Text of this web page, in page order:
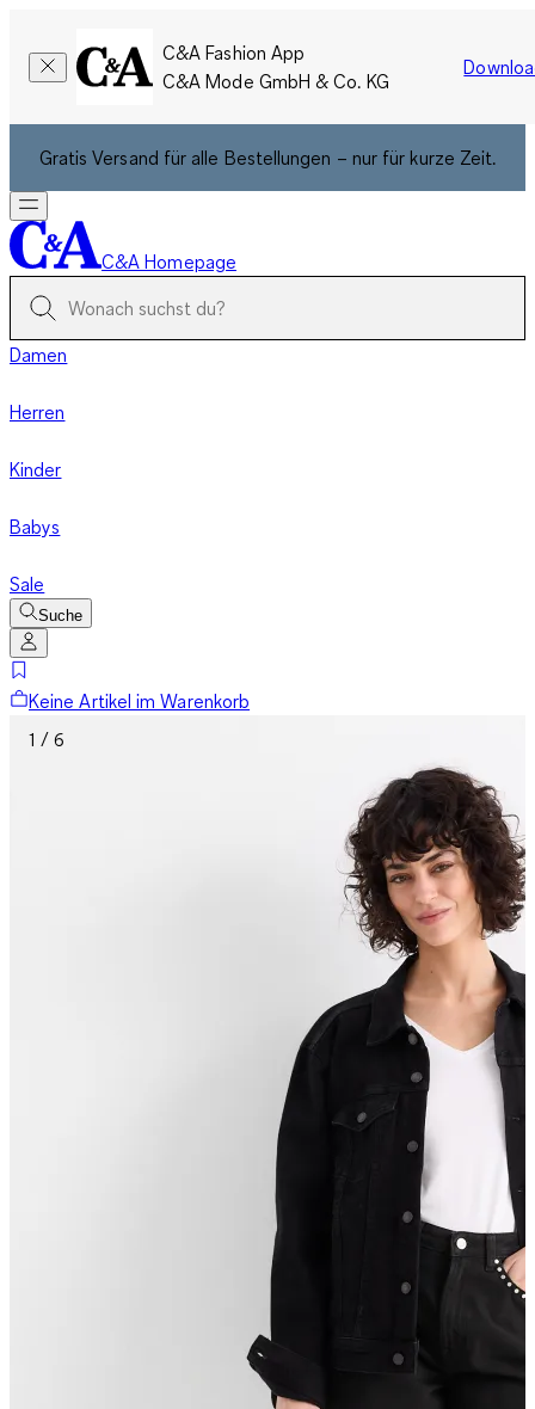
C&A Fashion App
C&A Mode GmbH & Co. KG
Gratis Versand für alle Bestellungen – nur für kurze Zeit.
C&A Homepage
Damen
Herren
Kinder
Babys
Sale
Suche
Keine Artikel im Warenkorb
1 / 6